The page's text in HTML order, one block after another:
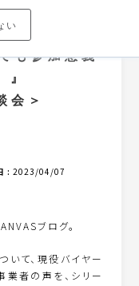
い
グ
何よりも大
も参加意義
』
会＞
: 2023/04/07
ブログ。
て、現役バイヤー
者の声を、シリー